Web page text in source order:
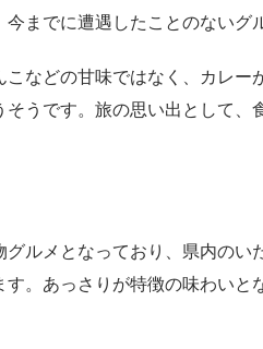
までに遭遇したことのないグ
こなどの甘味ではなく、カレー
そうです。旅の思い出として、
グルメとなっており、県内のい
す。あっさりが特徴の味わいと